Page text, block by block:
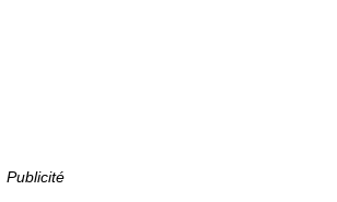
Publicité